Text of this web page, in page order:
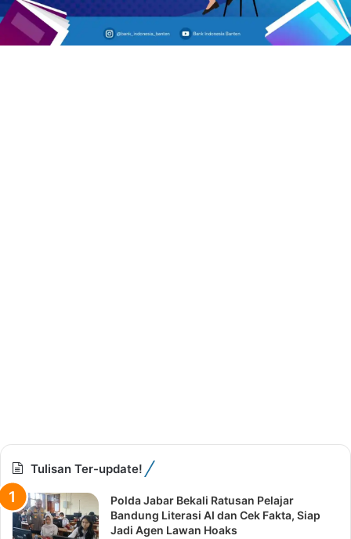
Tulisan Ter-update!
Polda Jabar Bekali Ratusan Pelajar
Bandung Literasi AI dan Cek Fakta, Siap
Jadi Agen Lawan Hoaks